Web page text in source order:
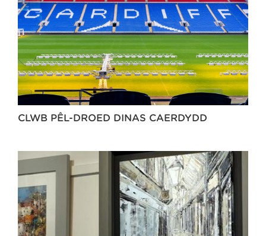
CLWB PÊL-DROED DINAS CAERDYDD